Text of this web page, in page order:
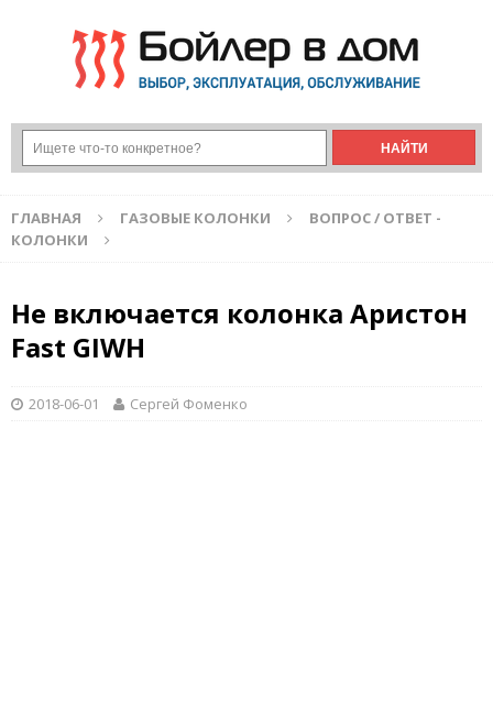
ГЛАВНАЯ ГАЗОВЫЕ КОЛОНКИ
ВОПРОС / ОТВЕТ -
КОЛОНКИ
Не включается колонка Аристон
Fast GIWH
2018-06-01 Сергей Фоменко